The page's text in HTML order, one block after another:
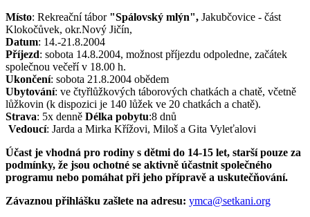
Místo: Rekreační tábor "Spálovský mlýn", Jakubčovice - část
Klokočůvek, okr.Nový Jičín,
Datum: 14.-21.8.2004
Příjezd: sobota 14.8.2004, možnost příjezdu odpoledne, začátek
společnou večeří v 18.00 h.
Ukončení: sobota 21.8.2004 obědem
Ubytování: ve čtyřlůžkových táborových chatkách a chatě, včetně
lůžkovin (k dispozici je 140 lůžek ve 20 chatkách a chatě).
Strava: 5x denně Délka pobytu:8 dnů
Vedoucí: Jarda a Mirka Křížovi, Miloš a Gita Vyleťalovi
Účast je vhodná pro rodiny s dětmi do 14-15 let, starší pouze za
podmínky, že jsou ochotné se aktivně účastnit společného
programu nebo pomáhat při jeho přípravě a uskutečňování.
Závaznou přihlášku zašlete na adresu: ymca@setkani.org